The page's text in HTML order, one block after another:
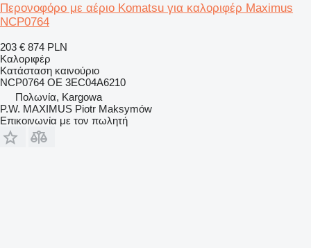
Περονοφόρο με αέριο Komatsu για καλοριφέρ Maximus
NCP0764
203 € 874 PLN
Καλοριφέρ
Κατάσταση καινούριο
NCP0764 OE 3EC04A6210
Πολωνία, Kargowa
P.W. MAXIMUS Piotr Maksymów
Επικοινωνία με τον πωλητή